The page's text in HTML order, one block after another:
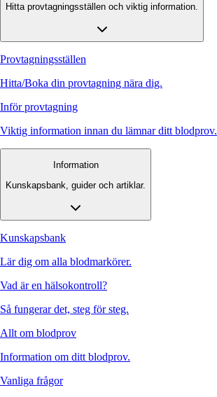
Hitta provtagningsställen och viktig information.
Provtagningsställen
Hitta/Boka din provtagning nära dig.
Inför provtagning
Viktig information innan du lämnar ditt blodprov.
Information
Kunskapsbank, guider och artiklar.
Kunskapsbank
Lär dig om alla blodmarkörer.
Vad är en hälsokontroll?
Så fungerar det, steg för steg.
Allt om blodprov
Information om ditt blodprov.
Vanliga frågor